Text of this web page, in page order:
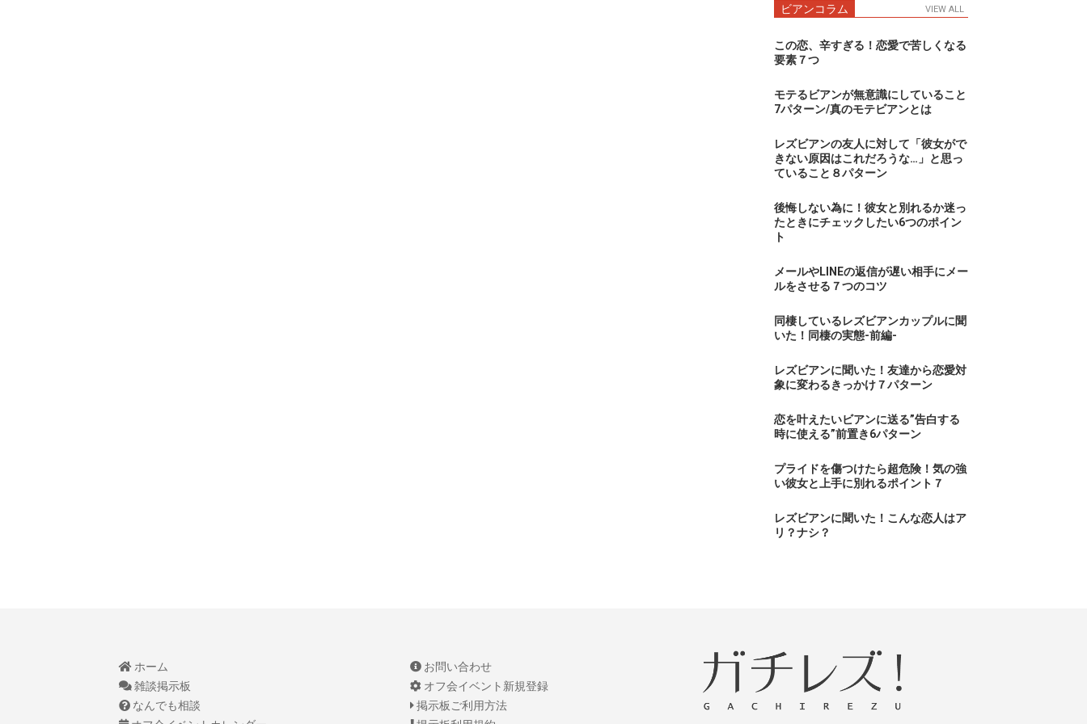
ビアンコラム VIEW ALL
この恋、辛すぎる！恋愛で苦しくなる
要素７つ
モテるビアンが無意識にしていること
7パターン/真のモテビアンとは
レズビアンの友人に対して「彼女がで
きない原因はこれだろうな…」と思っ
ていること８パターン
後悔しない為に！彼女と別れるか迷っ
たときにチェックしたい6つのポイン
ト
メールやLINEの返信が遅い相手にメー
ルをさせる７つのコツ
同棲しているレズビアンカップルに聞
いた！同棲の実態-前編-
レズビアンに聞いた！友達から恋愛対
象に変わるきっかけ７パターン
恋を叶えたいビアンに送る”告白する
時に使える”前置き6パターン
プライドを傷つけたら超危険！気の強
い彼女と上手に別れるポイント７
レズビアンに聞いた！こんな恋人はア
リ？ナシ？
ホーム
雑談掲示板
なんでも相談
お問い合わせ
オフ会イベント新規登録
掲示板ご利用方法